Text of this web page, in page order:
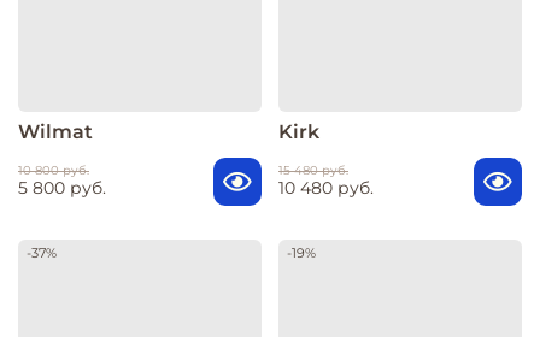
Wilmat
10 800 руб.
5 800 руб.
Kirk
15 480 руб.
10 480 руб.
-37% -19%